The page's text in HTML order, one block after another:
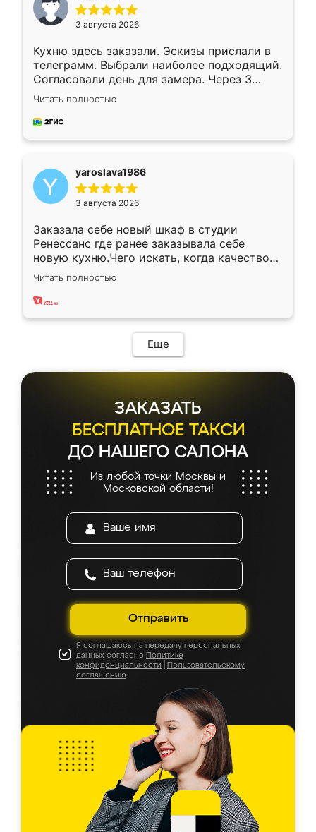
3 августа 2026
Кухню здесь заказали. Эскизы прислали в
телеграмм. Выбрали наиболее подходящий.
Согласовали день для замера. Через 3
недели кухня была уже готова. Остались
довольны работой. Спасибо Ренессанс
мебель за качественную работу!
Читать полностью
yaroslava1986
3 августа 2026
Заказала себе новый шкаф в студии
Ренессанс где ранее заказывала себе
новую кухню.Чего искать, когда качеством
вполне довольна. Служит кухня уже почти
два года, нареканий нет.
Читать полностью
Еще
ЗАКАЗАТЬ
БЕСПЛАТНОЕ ТАКСИ
ДО НАШЕГО САЛОНА
Из любой точки Москвы и
Московской области!
Отправить
Я соглашаюсь на передачу персональных
данных согласно Политике
конфиденциальности
Пользовательскому
соглашению